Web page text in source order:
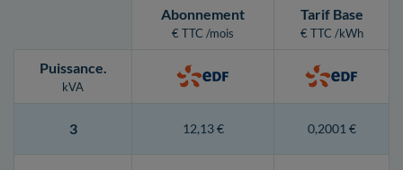
Abonnement
€ TTC /mois
Tarif Base
€ TTC /kWh
Puissance.
kVA
3 12,13 € 0,2001 €